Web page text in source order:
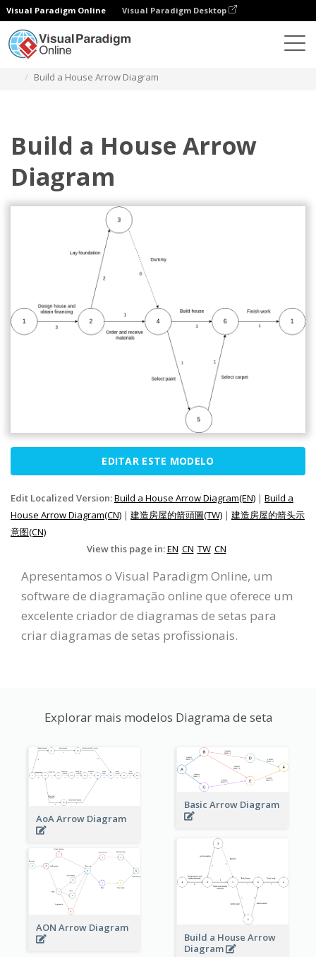
Visual Paradigm Online Visual Paradigm Desktop
Build a House Arrow Diagram
Build a House Arrow
Diagram
EDITAR ESTE MODELO
Edit Localized Version:Build a House Arrow Diagram(EN) | Build a
House Arrow Diagram(CN) | 建造房屋的箭頭圖(TW) | 建造房屋的箭头示
意图(CN)
View this page in:EN CN TW CN
Apresentamos o Visual Paradigm Online, um
software de diagramação online que oferece um
excelente criador de diagramas de setas para
criar diagramas de setas profissionais.
Explorar mais modelos Diagrama de seta
AoA Arrow Diagram
Basic Arrow Diagram
Build a House Arrow
Diagram
AON Arrow Diagram